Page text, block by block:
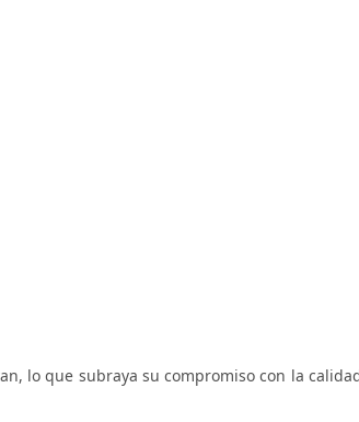
lo que subraya su compromiso con la